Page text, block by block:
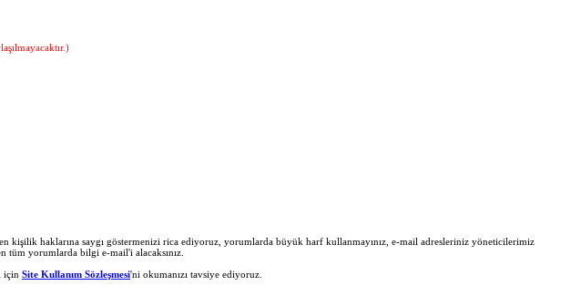
haklarına saygı göstermenizi rica ediyoruz, yorumlarda büyük harf kullanmayınız, e-mail adresleriniz yöneticilerimiz
tüm yorumlarda bilgi e-mail'i alacaksınız.
için Site Kullanım Sözleşmesi'ni okumanızı tavsiye ediyoruz.